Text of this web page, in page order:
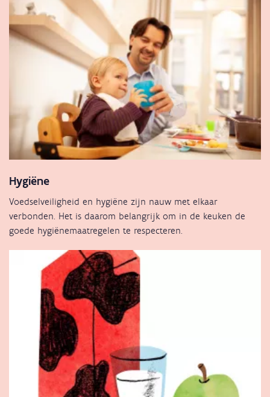
Hygiëne
Voedselveiligheid en hygiëne zijn nauw met elkaar
verbonden. Het is daarom belangrijk om in de keuken de
goede hygiënemaatregelen te respecteren.